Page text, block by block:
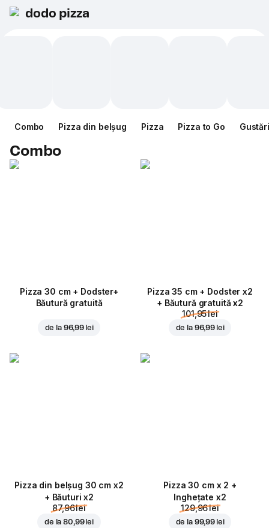
dodo pizza
Combo Pizza din belșug Pizza Pizza to Go Gustări
Combo
Pizza 30 cm + Dodster+
Băutură gratuită
de la 96,99 lei
Pizza 35 cm + Dodster x2
+ Băutură gratuită x2
101,95 lei
de la 96,99 lei
Pizza din belșug 30 cm x2
+ Băuturi x2
87,96 lei
de la80,99 lei
Pizza 30 cm x 2 +
Inghețate x2
129,96 lei
de la 99,99 lei